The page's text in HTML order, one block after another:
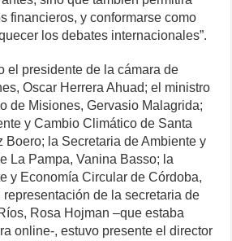
financieros, y conformarse como
los debates internacionales”.
el presidente de la cámara de
Oscar Herrera Ahuad; el ministro
de Misiones, Gervasio Malagrida;
y Cambio Climático de Santa
Boero; la Secretaria de Ambiente y
La Pampa, Vanina Basso; la
y Economía Circular de Córdoba,
de la secretaria de
Rosa Hojman –que estaba
online-, estuvo presente el director